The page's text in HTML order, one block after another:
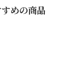
めの商品